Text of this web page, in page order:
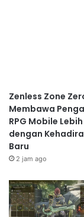
Zenless Zone
Membawa
RPG Mobile
dengan
Baru
2 jam ago